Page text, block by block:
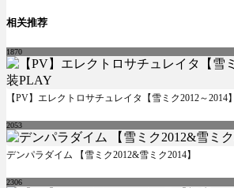
相关推荐
1870
【PV】エレクトロサチュレイタ【雪ミク2012～2014
2053
デンパラダイム 【雪ミク2012&雪ミク2014】
2306